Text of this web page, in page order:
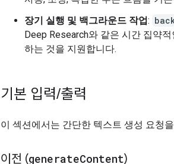
장기 실행 및 백그라운드 작업:
Deep Research와 같은 시간 집약
하는 것을 지원합니다.
기본 입력/출력
이 섹션에서는 간단한 텍스트 생성 요청
이전 (generateContent)